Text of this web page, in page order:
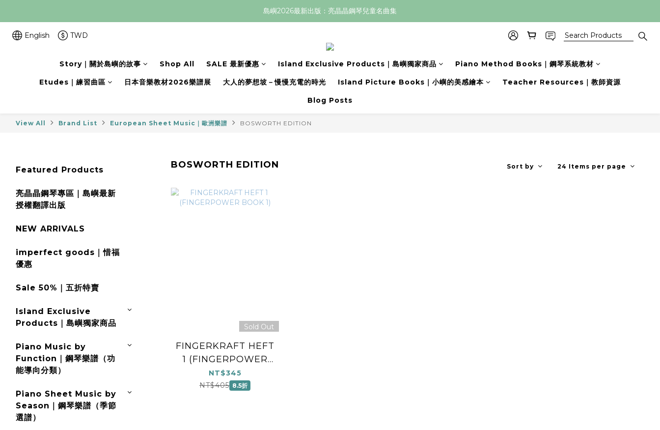
島嶼2026最新出版：亮晶晶鋼琴兒童名曲集
English TWD
Story｜關於島嶼的故事 Shop All SALE 最新優惠 Island Exclusive Products｜島嶼獨家商品 Piano Method Books｜鋼琴系統教材
Etudes｜練習曲區 日本音樂教材2026樂譜展 大人的夢想坡－慢慢充電的時光 Island Picture Books｜小嶼的美感繪本 Teacher Resources｜教師資源
Blog Posts
View All Brand List European Sheet Music｜歐洲樂譜 BOSWORTH EDITION
Featured Products
亮晶晶鋼琴專區｜島嶼最新
授權翻譯出版
NEW ARRIVALS
imperfect goods｜惜福
優惠
Sale 50%｜五折特賣
Island Exclusive
Products｜島嶼獨家商品
Piano Music by
Function｜鋼琴樂譜（功
能導向分類）
Piano Sheet Music by
Season｜鋼琴樂譜（季節
選譜）
BOSWORTH EDITION Sort by 24 Items per page
Sold Out
FINGERKRAFT HEFT
1 (FINGERPOWER
BOOK 1)
NT$345
NT$405 8.5折